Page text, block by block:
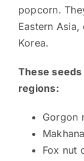
popcorn.
Eastern
Korea.
These
regions:
Gorgon
Fox nut